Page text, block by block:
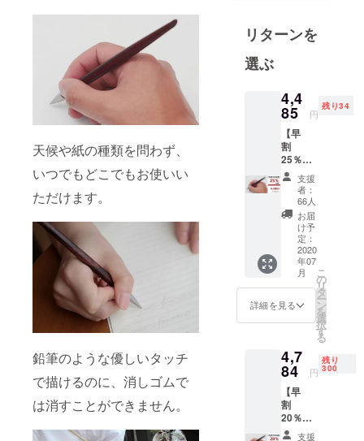
天候や紙の種類を問わず、
いつでもどこでもお使いい
ただけます。
鉛筆のような優しいタッチ
で描けるのに、消しゴムで
は消すことができません。
ります。
グラウド
ング事業を
展開しまし
た。日本未
上陸なもの
を中心とし
た面白い役
に立つ製品
を提供し、
さまざまな
活動を行っ
す。
社日進商事
2.業務責任
者 小林
3.お問い合わ
リターンを
選ぶ
4,4
85 円
残り34
【早
割
25％OF
F】 イ
ンクレ
スペン
×1
※2020
年7月上
旬にお
届けす
る予定
です
が、生
産、配
送状況
遅れる
可能性
もござ
いま
す。 ※
送料込
の価格
支援
者：
66人
お届
け予
定：
2020
年07
月
詳細を見る
こ
の
リ
タ
ー
ン
を
選
択
す
る
4,7
84 円
残り
300
【早
割
20％OF
F】 イ支援